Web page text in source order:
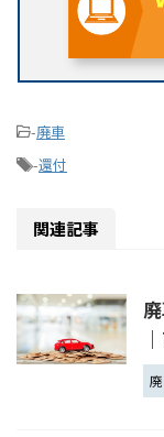
-廃車
-還付
関連記事